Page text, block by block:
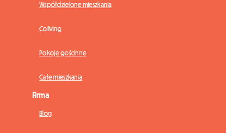
Współdzielone mieszkania
Coliving
Pokoje gościnne
Całe mieszkania
Firma
Blog